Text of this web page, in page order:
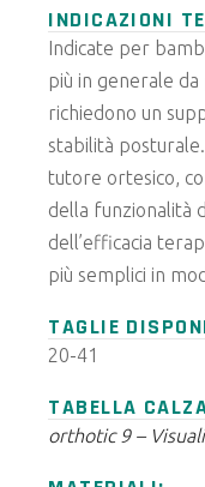
INDICAZIONI
Indicate per
più in generale
richiedono un
stabilità
tutore ortesico,
della funzionalità
dell’efficacia
più semplici in
TAGLIE
20-41
TABELLA
orthotic 9 –